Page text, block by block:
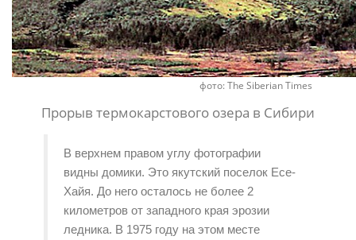
фото: The Siberian Times
Прорыв термокарстового озера в Сибири
В верхнем правом углу фотографии
видны домики. Это якутский поселок Есе-
Хайя. До него осталось не более 2
километров от западного края эрозии
ледника. В 1975 году на этом месте